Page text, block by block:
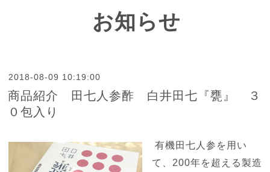
お知らせ
2018-08-09 10:19:00
商品紹介 田七人参酢 白井田七『甕』 ３
０包入り
有機田七人参を用い
て、200年を超える製造